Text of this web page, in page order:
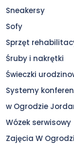
Sneakersy
Sofy
Sprzęt
Śruby i nakrętki
Świeczki
Systemy
w Ogrodzie
Wózek serwisowy
Zajęcia W